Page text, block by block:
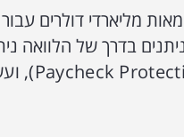
מליארדי דולרים
בדרך של
Paycheck